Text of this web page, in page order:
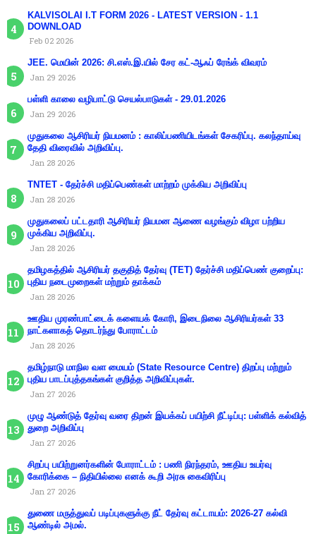
KALVISOLAI I.T FORM 2026 - LATEST VERSION - 1.1
DOWNLOAD
Feb 02 2026
JEE. மெயின் 2026: சி.எஸ்.இ.யில் சேர கட்-ஆஃப் ரேங்க் விவரம்
Jan 29 2026
பள்ளி காலை வழிபாட்டு செயல்பாடுகள் - 29.01.2026
Jan 29 2026
முதுகலை ஆசிரியர் நியமனம் : காலிப்பணியிடங்கள் சேகரிப்பு. கலந்தாய்வு
தேதி விரைவில் அறிவிப்பு.
Jan 28 2026
TNTET - தேர்ச்சி மதிப்பெண்கள் மாற்றம் முக்கிய அறிவிப்பு
Jan 28 2026
முதுகலைப் பட்டதாரி ஆசிரியர் நியமன ஆணை வழங்கும் விழா பற்றிய
முக்கிய அறிவிப்பு.
Jan 28 2026
தமிழகத்தில் ஆசிரியர் தகுதித் தேர்வு (TET) தேர்ச்சி மதிப்பெண் குறைப்பு:
புதிய நடைமுறைகள் மற்றும் தாக்கம்
Jan 28 2026
ஊதிய முரண்பாட்டைக் களையக் கோரி, இடைநிலை ஆசிரியர்கள் 33
நாட்களாகத் தொடர்ந்து போராட்டம்
Jan 28 2026
தமிழ்நாடு மாநில வள மையம் (State Resource Centre) திறப்பு மற்றும்
புதிய பாடப்புத்தகங்கள் குறித்த அறிவிப்புகள்.
Jan 27 2026
முழு ஆண்டுத் தேர்வு வரை திறன் இயக்கப் பயிற்சி நீட்டிப்பு: பள்ளிக் கல்வித்
துறை அறிவிப்பு
Jan 27 2026
சிறப்பு பயிற்றுனர்களின் போராட்டம் : பணி நிரந்தரம், ஊதிய உயர்வு
கோரிக்கை – நிதியில்லை எனக் கூறி அரசு கைவிரிப்பு
Jan 27 2026
துணை மருத்துவப் படிப்புகளுக்கு நீட் தேர்வு கட்டாயம்: 2026-27 கல்வி
ஆண்டில் அமல்.